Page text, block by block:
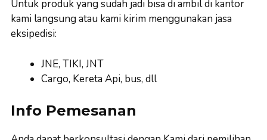
Untuk produk yang sudah jadi bisa di ambil di kantor
kami langsung atau kami kirim menggunakan jasa
eksipedisi:
JNE, TIKI, JNT
Cargo, Kereta Api, bus, dll
Info Pemesanan